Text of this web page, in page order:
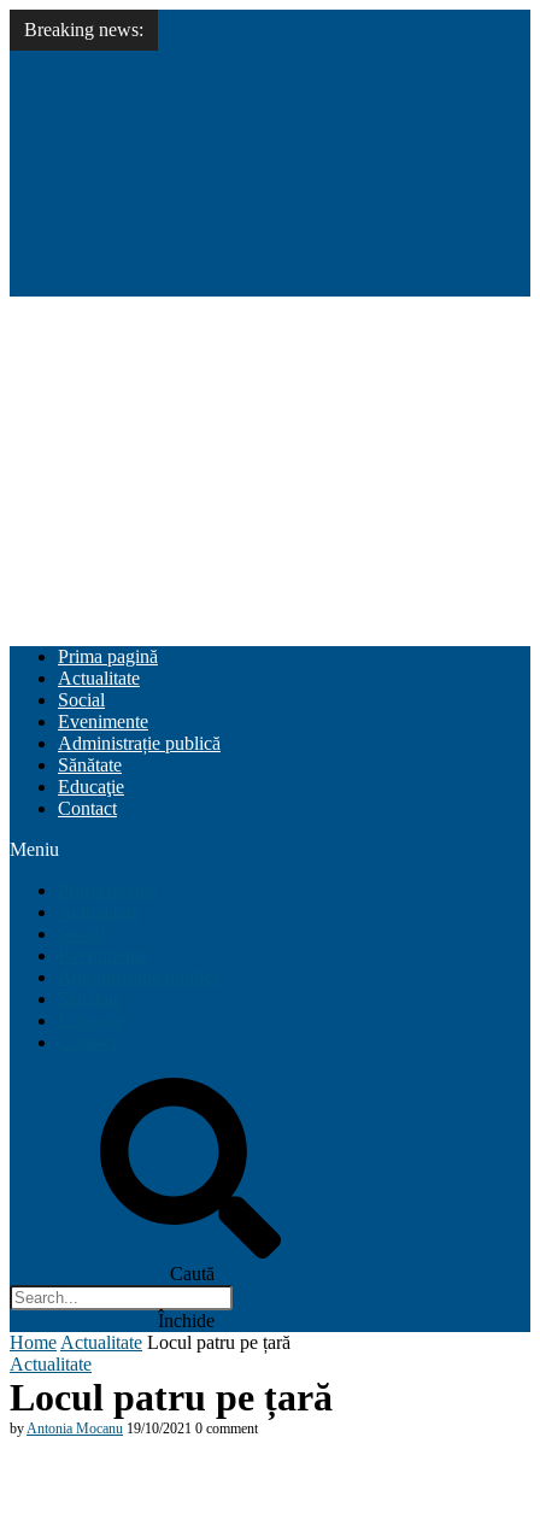
Breaking news:
Prima pagină
Actualitate
Social
Evenimente
Administrație publică
Sănătate
Educaţie
Contact
Meniu
Caută
Închide
Home Actualitate Locul patru pe țară
Actualitate
Locul patru pe țară
byAntonia Mocanu 19/10/2021 0 comment